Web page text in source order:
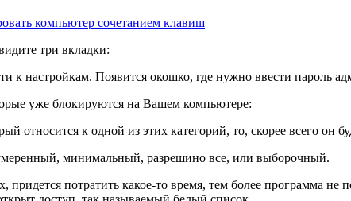
компьютер сочетанием клавиш
три вкладки:
к настройкам. Появится окошко, где нужно ввести пароль
уже блокируются на Вашем компьютере:
относится к одной из этих категорий, то, скорее всего он
минимальный, разрешино все, или выборочный.
придется потратить какое-то время, тем более программа